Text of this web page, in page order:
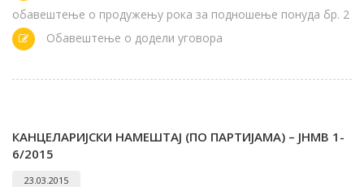
обавештење о продужењу рока за подношење понуда бр. 2
Обавештење о додели уговора
КАНЦЕЛАРИЈСКИ НАМЕШТАЈ (ПО ПАРТИЈАМА) – ЈНMB 1-
6/2015
23.03.2015